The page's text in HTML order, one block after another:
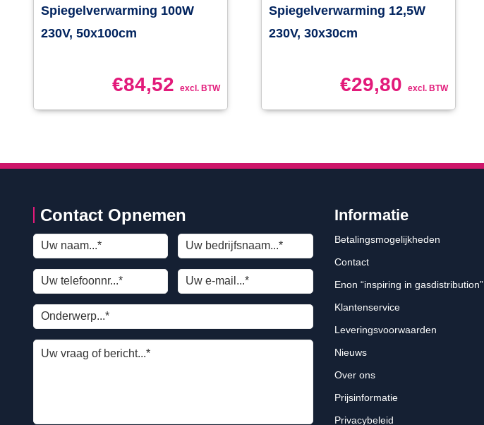
Spiegelverwarming 100W
230V, 50x100cm
€84,52 excl. BTW
Spiegelverwarming 12,5W
230V, 30x30cm
€29,80 excl. BTW
Contact Opnemen Informatie
Betalingsmogelijkheden
Contact
Enon “inspiring in gasdistribution”
Klantenservice
Leveringsvoorwaarden
Nieuws
Over ons
Prijsinformatie
Privacybeleid